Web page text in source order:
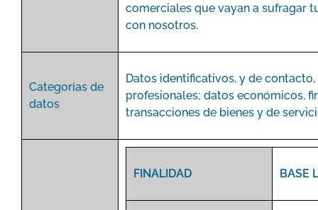
comerciales que vayan a sufragar
con nosotros.
Categorías de
datos
Datos identificativos, y de
profesionales; datos económicos,
transacciones de bienes y de
FINALIDAD BASE